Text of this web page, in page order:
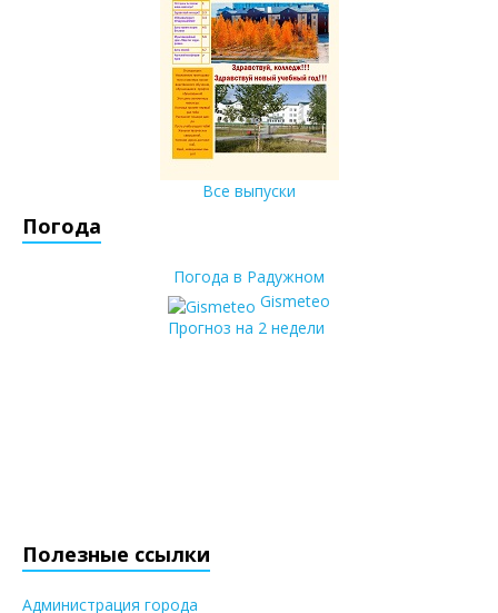
Все выпуски
Погода
Погода в Радужном
Gismeteo
Прогноз на 2 недели
Полезные ссылки
Администрация города